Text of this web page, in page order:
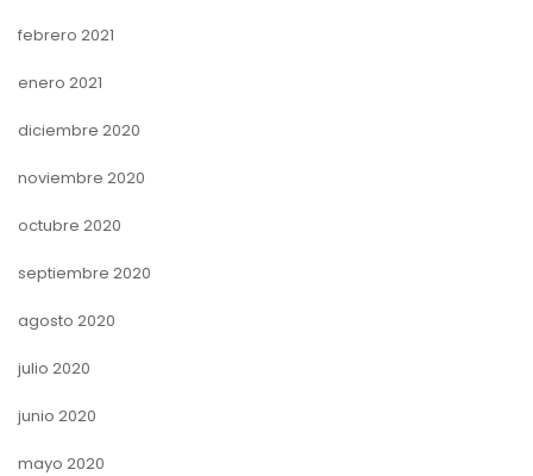
febrero 2021
enero 2021
diciembre 2020
noviembre 2020
octubre 2020
septiembre 2020
agosto 2020
julio 2020
junio 2020
mayo 2020